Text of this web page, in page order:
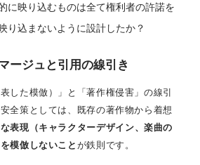
に映り込むものは全て権利者の許諾を
り込まないように設計したか？
ージュと引用の線引き
した模倣）」と「著作権侵害」の線引
全策としては、既存の著作物から着想
表現（キャラクターデザイン、楽曲の
模倣しないことが鉄則です。